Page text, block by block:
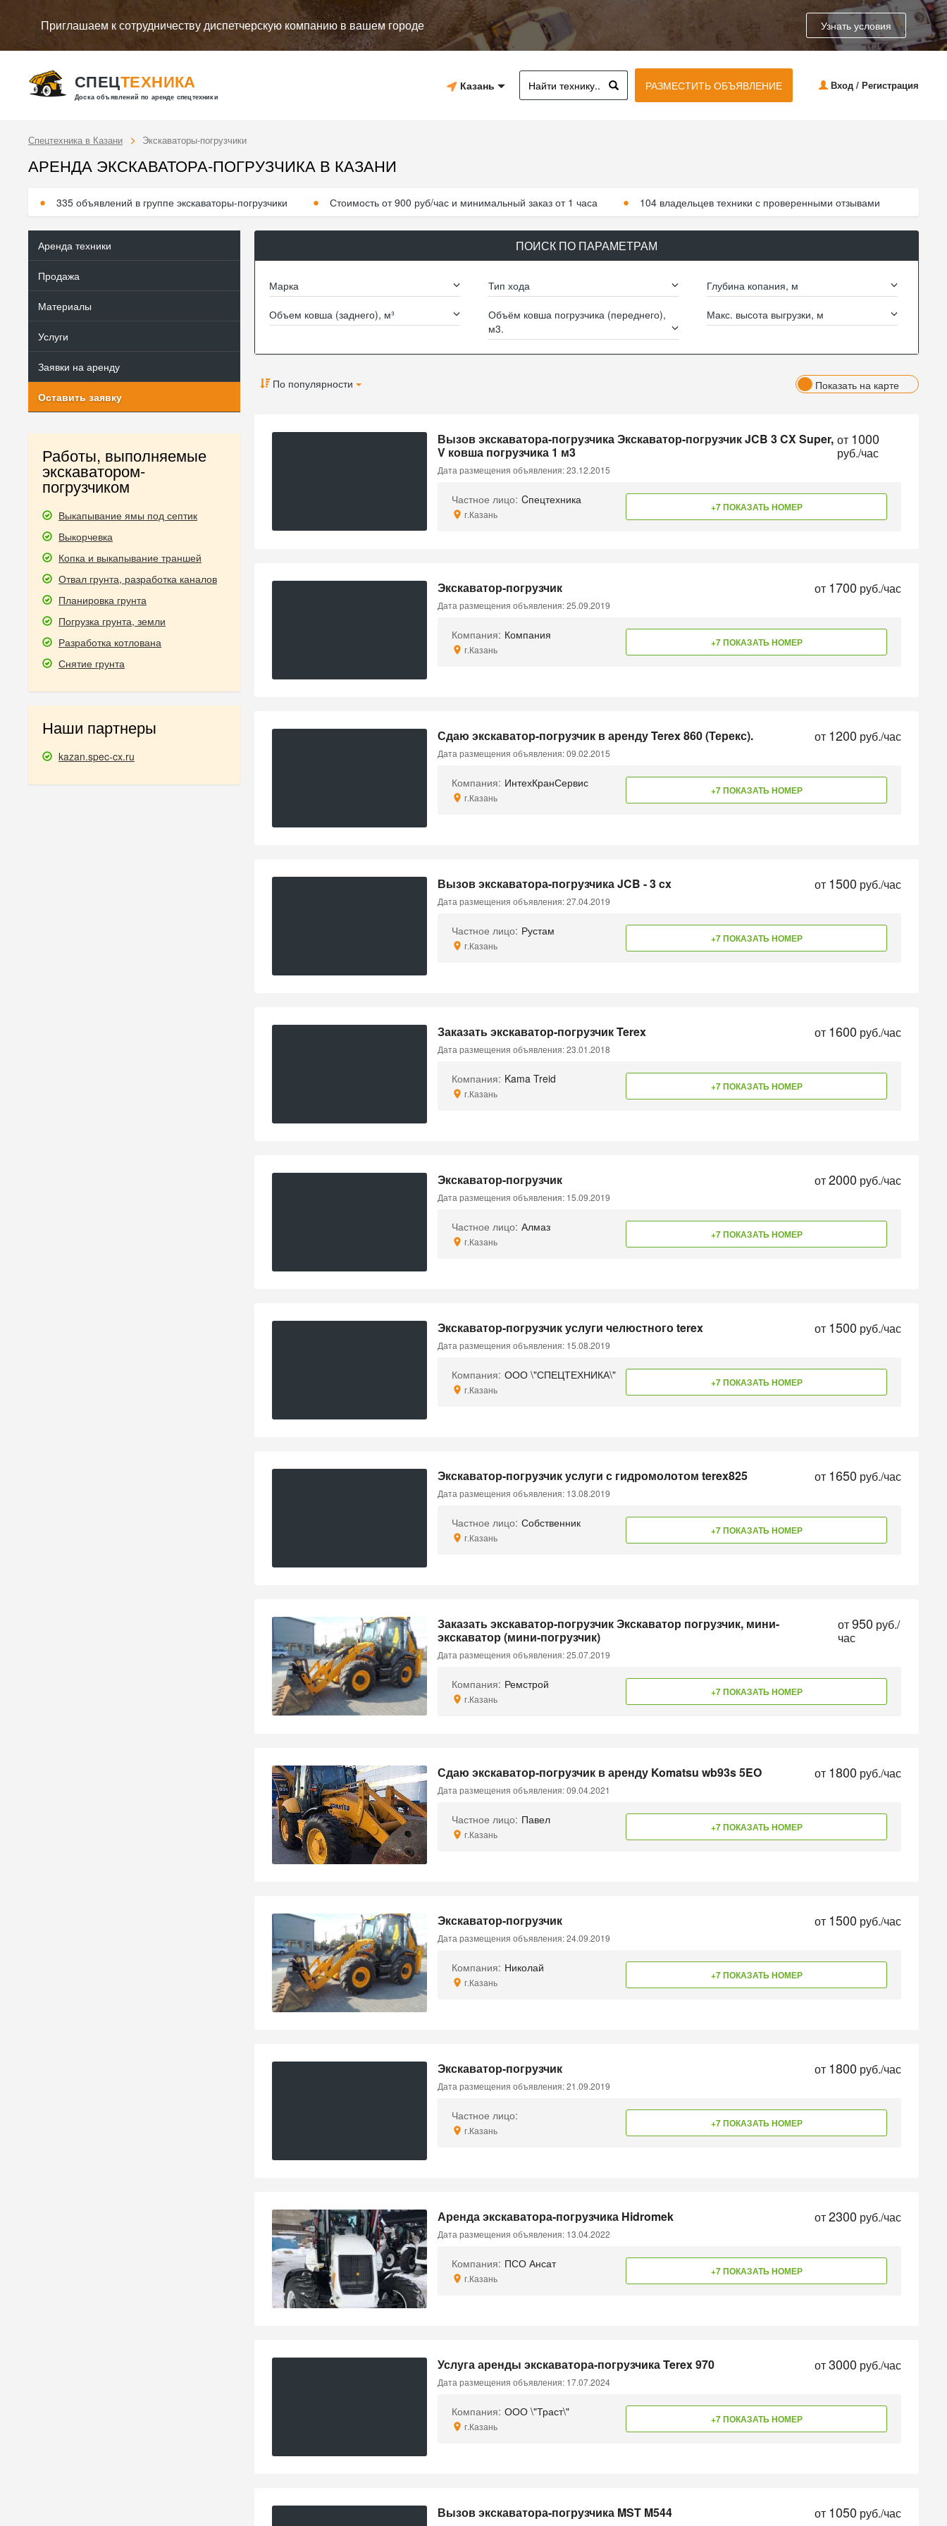
Приглашаем к сотрудничеству диспетчерскую компанию в вашем городе Узнать условия
СПЕЦТЕХНИКА
Доска объявлений по аренде спецтехники
Казань РАЗМЕСТИТЬ ОБЪЯВЛЕНИЕ Вход / Регистрация
Спецтехника в Казани Экскаваторы-погрузчики
АРЕНДА ЭКСКАВАТОРА-ПОГРУЗЧИКА В КАЗАНИ
335 объявлений в группе экскаваторы-погрузчики Стоимость от 900 руб/час и минимальный заказ от 1 часа 104 владельцев техники с проверенными отзывами
Аренда техники
Продажа
Материалы
Услуги
Заявки на аренду
Оставить заявку
Работы, выполняемые
экскаватором-
погрузчиком
Выкапывание ямы под септик
Выкорчевка
Копка и выкапывание траншей
Отвал грунта, разработка каналов
Планировка грунта
Погрузка грунта, земли
Разработка котлована
Снятие грунта
Наши партнеры
kazan.spec-cx.ru
ПОИСК ПО ПАРАМЕТРАМ
Марка Тип хода Глубина копания, м
Объем ковша (заднего), м³
Объём ковша погрузчика (переднего),
м3.
Макс. высота выгрузки, м
По популярности Показать на карте
Вызов экскаватора-погрузчика Экскаватор-погрузчик JCB 3 CX Super,
V ковша погрузчика 1 м3
от 1000
руб./час
Дата размещения объявления: 23.12.2015
Частное лицо: Cпецтехника
г.Казань
+7 ПОКАЗАТЬ НОМЕР
Экскаватор-погрузчик от 1700 руб./час
Дата размещения объявления: 25.09.2019
Компания: Компания
г.Казань
+7 ПОКАЗАТЬ НОМЕР
Сдаю экскаватор-погрузчик в аренду Terex 860 (Терекс). от 1200 руб./час
Дата размещения объявления: 09.02.2015
Компания: ИнтехКранСервис
г.Казань
+7 ПОКАЗАТЬ НОМЕР
Вызов экскаватора-погрузчика JCB - 3 cx от 1500 руб./час
Дата размещения объявления: 27.04.2019
Частное лицо: Рустам
г.Казань
+7 ПОКАЗАТЬ НОМЕР
Заказать экскаватор-погрузчик Terex от 1600 руб./час
Дата размещения объявления: 23.01.2018
Компания: Kama Treid
г.Казань
+7 ПОКАЗАТЬ НОМЕР
Экскаватор-погрузчик от2000 руб./час
Дата размещения объявления: 15.09.2019
Частное лицо: Алмаз
г.Казань
+7 ПОКАЗАТЬ НОМЕР
Экскаватор-погрузчик услуги челюстного terex от 1500 руб./час
Дата размещения объявления: 15.08.2019
Компания: ООО \"СПЕЦТЕХНИКА\"
г.Казань
+7 ПОКАЗАТЬ НОМЕР
Экскаватор-погрузчик услуги с гидромолотом terex825 от 1650 руб./час
Дата размещения объявления: 13.08.2019
Частное лицо: Собственник
г.Казань
+7 ПОКАЗАТЬ НОМЕР
Заказать экскаватор-погрузчик Экскаватор погрузчик, мини-
экскаватор (мини-погрузчик)
от950 руб./
час
Дата размещения объявления: 25.07.2019
Компания: Ремстрой
г.Казань
+7 ПОКАЗАТЬ НОМЕР
Сдаю экскаватор-погрузчик в аренду Komatsu wb93s 5EO от 1800 руб./час
Дата размещения объявления: 09.04.2021
Частное лицо: Павел
г.Казань
+7 ПОКАЗАТЬ НОМЕР
Экскаватор-погрузчик от 1500 руб./час
Дата размещения объявления: 24.09.2019
Компания: Николай
г.Казань
+7 ПОКАЗАТЬ НОМЕР
Экскаватор-погрузчик от 1800 руб./час
Дата размещения объявления: 21.09.2019
Частное лицо:
г.Казань
+7 ПОКАЗАТЬ НОМЕР
Аренда экскаватора-погрузчика Hidromek от2300 руб./час
Дата размещения объявления: 13.04.2022
Компания: ПСО Ансат
г.Казань
+7 ПОКАЗАТЬ НОМЕР
Услуга аренды экскаватора-погрузчика Terex 970 от3000 руб./час
Дата размещения объявления: 17.07.2024
Компания: ООО \"Траст\"
г.Казань
+7 ПОКАЗАТЬ НОМЕР
Вызов экскаватора-погрузчика MST M544 от 1050 руб./час